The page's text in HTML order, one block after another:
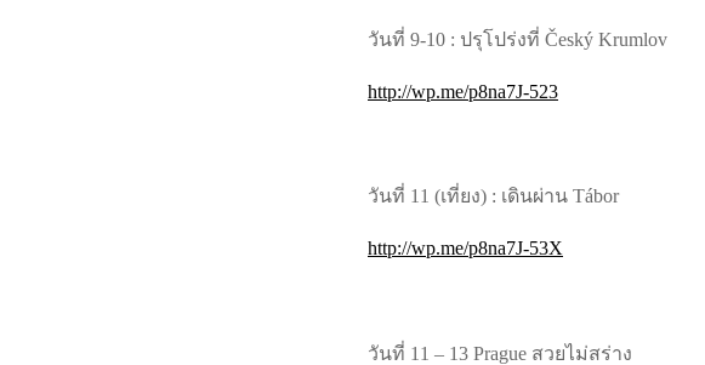
วันที่ 9-10 : ปรุโปร่งที่ Český Krumlov
http://wp.me/p8na7J-523
วันที่ 11 (เที่ยง) : เดินผ่าน Tábor
http://wp.me/p8na7J-53X
วันที่ 11 – 13 Prague สวยไม่สร่าง